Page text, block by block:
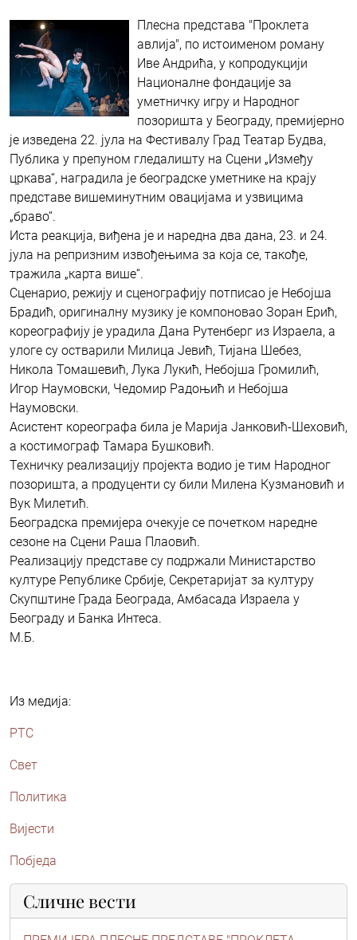
Плесна представа "Проклета
авлија", по истоименом роману
Иве Андрића, у копродукцији
Националне фондације за
уметничку игру и Народног
позоришта у Београду, премијерно
је изведена 22. јула на Фестивалу Град Театар Будва,
Публика у препуном гледалишту на Сцени „Између
цркава“, наградила је београдске уметнике на крају
представе вишеминутним овацијама и узвицима
„браво“.
Иста реакција, виђена је и наредна два дана, 23. и 24.
јула на репризним извођењима за која се, такође,
тражила „карта више“.
Сценарио, режију и сценографију потписао је Небојша
Брадић, оригиналну музику је компоновао Зоран Ерић,
кореографију је урадила Дана Рутенберг из Израела, а
улоге су остварили Милица Јевић, Тијана Шебез,
Никола Томашевић, Лука Лукић, Небојша Громилић,
Игор Наумовски, Чедомир Радоњић и Небојша
Наумовски.
Асистент кореографа била је Марија Јанковић-Шеховић,
а костимограф Тамара Бушковић.
Техничку реализацију пројекта водио је тим Народног
позоришта, а продуценти су били Милена Кузмановић и
Вук Милетић.
Београдска премијера очекује се почетком наредне
сезоне на Сцени Раша Плаовић.
Реализацију представе су подржали Министарство
културе Републике Србије, Секретаријат за културу
Скупштине Града Београда, Амбасада Израела у
Београду и Банка Интеса.
М.Б.
Из медија:
РТС
Свет
Политика
Вијести
Побједа
Сличне вести